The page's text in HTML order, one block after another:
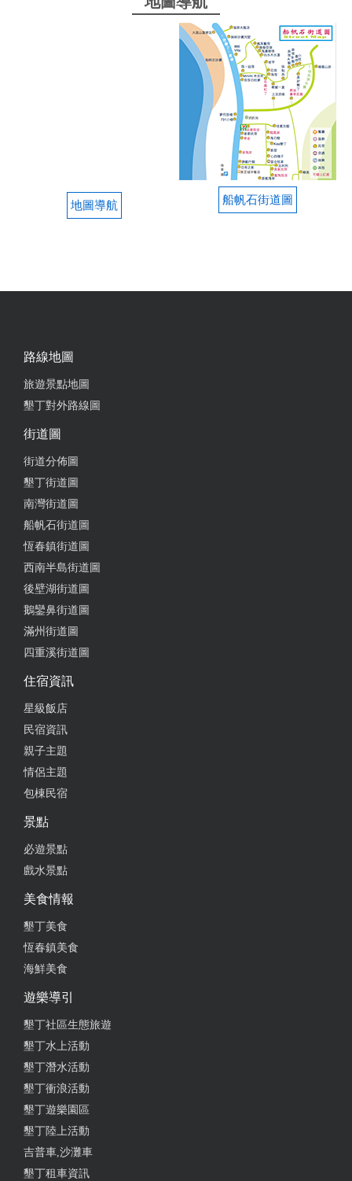
地圖導航 船帆石街道圖
路線地圖
旅遊景點地圖
墾丁對外路線圖
街道圖
街道分佈圖
墾丁街道圖
南灣街道圖
船帆石街道圖
恆春鎮街道圖
西南半島街道圖
後壁湖街道圖
鵝鑾鼻街道圖
滿州街道圖
四重溪街道圖
住宿資訊
星級飯店
民宿資訊
親子主題
情侶主題
包棟民宿
景點
必遊景點
戲水景點
美食情報
墾丁美食
恆春鎮美食
海鮮美食
遊樂導引
墾丁社區生態旅遊
墾丁水上活動
墾丁潛水活動
墾丁衝浪活動
墾丁遊樂園區
墾丁陸上活動
吉普車,沙灘車
墾丁租車資訊